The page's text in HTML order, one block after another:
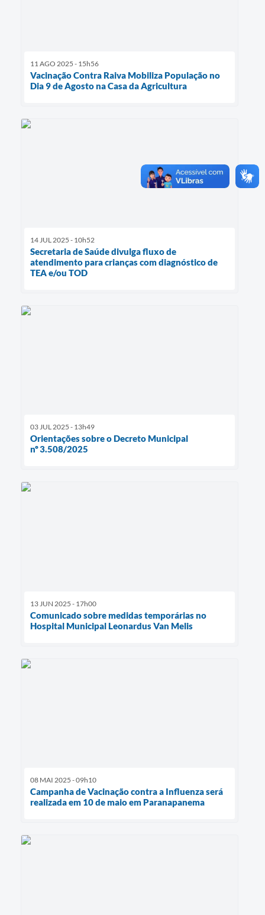
11 AGO 2025 - 15h56
Vacinação Contra Raiva Mobiliza População no
Dia 9 de Agosto na Casa da Agricultura
14 JUL 2025 - 10h52
Secretaria de Saúde divulga fluxo de
atendimento para crianças com diagnóstico de
TEA e/ou TOD
03 JUL 2025 - 13h49
Orientações sobre o Decreto Municipal
nº 3.508/2025
13 JUN 2025 - 17h00
Comunicado sobre medidas temporárias no
Hospital Municipal Leonardus Van Melis
08 MAI 2025 - 09h10
Campanha de Vacinação contra a Influenza será
realizada em 10 de maio em Paranapanema